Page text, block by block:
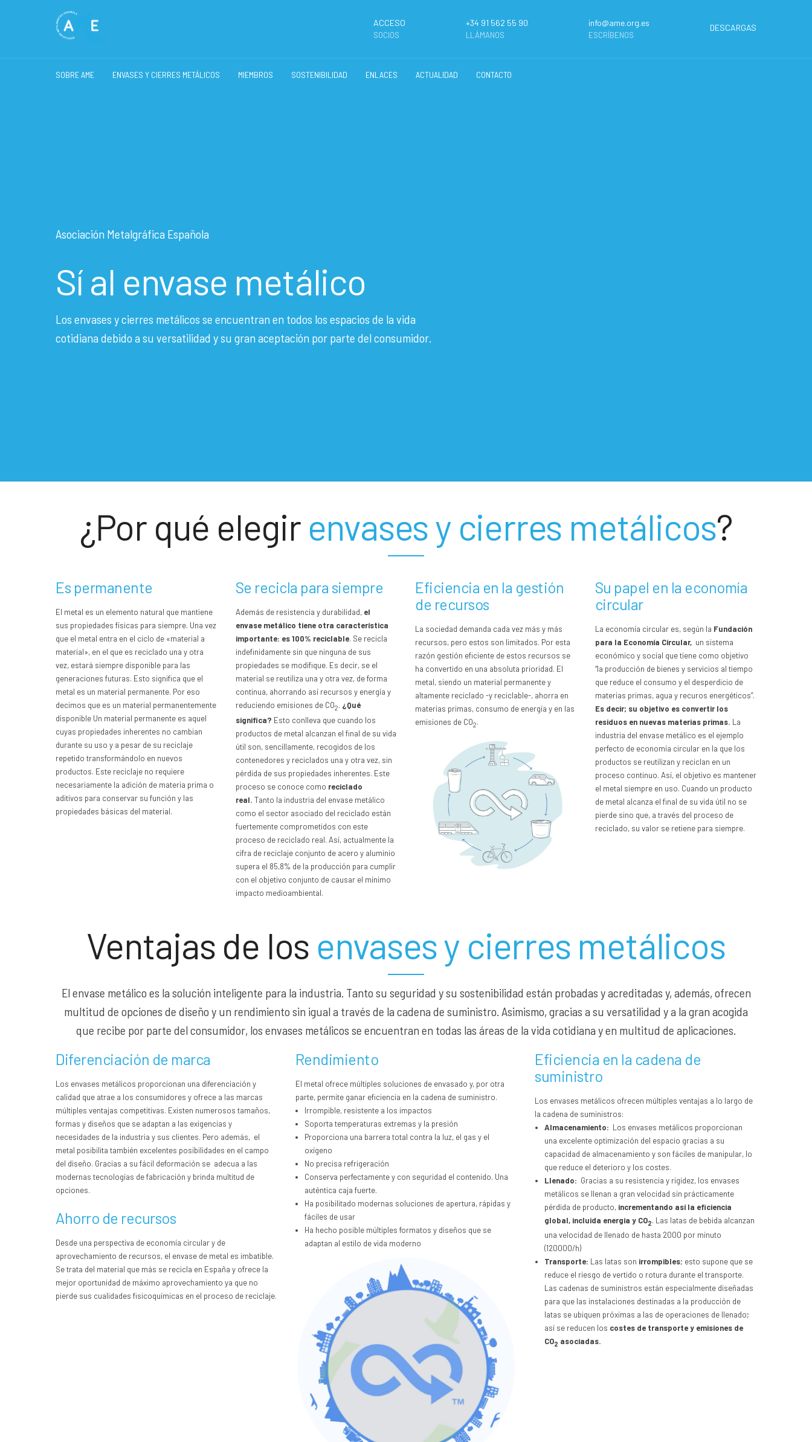
ACCESO
SOCIOS
+34 91 562 55 90
LLÁMANOS
info@ame.org.es
ESCRÍBENOS
DESCARGAS
SOBRE AME ENVASES Y CIERRES METÁLICOS MIEMBROS SOSTENIBILIDAD ENLACES ACTUALIDAD CONTACTO
Asociación Metalgráfica Española
Sí al envase metálico
Los envases y cierres metálicos se encuentran en todos los espacios de la vida
cotidiana debido a su versatilidad y su gran aceptación por parte del consumidor.
¿Por qué elegir envases y cierres metálicos?
Es permanente
El metal es un elemento natural que mantiene
sus propiedades físicas para siempre. Una vez
que el metal entra en el ciclo de «material a
material», en el que es reciclado una y otra
vez, estará siempre disponible para las
generaciones futuras. Esto significa que el
metal es un material permanente. Por eso
decimos que es un material permanentemente
disponible Un material permanente es aquel
cuyas propiedades inherentes no cambian
durante su uso y a pesar de su reciclaje
repetido transformándolo en nuevos
productos. Este reciclaje no requiere
necesariamente la adición de materia prima o
aditivos para conservar su función y las
propiedades básicas del material.
Se recicla para siempre
Además de resistencia y durabilidad, el
envase metálico tiene otra característica
importante: es 100% reciclable. Se recicla
indefinidamente sin que ninguna de sus
propiedades se modifique. Es decir, se el
material se reutiliza una y otra vez, de forma
continua, ahorrando así recursos y energía y
reduciendo emisiones de CO2. ¿Qué
significa? Esto conlleva que cuando los
productos de metal alcanzan el final de su vida
útil son, sencillamente, recogidos de los
contenedores y reciclados una y otra vez, sin
pérdida de sus propiedades inherentes. Este
proceso se conoce como reciclado
real. Tanto la industria del envase metálico
como el sector asociado del reciclado están
fuertemente comprometidos con este
proceso de reciclado real. Así, actualmente la
cifra de reciclaje conjunto de acero y aluminio
supera el 85,8% de la producción para cumplir
con el objetivo conjunto de causar el mínimo
impacto medioambiental.
Eficiencia en la gestión
de recursos
La sociedad demanda cada vez más y más
recursos, pero estos son limitados. Por esta
razón gestión eficiente de estos recursos se
ha convertido en una absoluta prioridad. El
metal, siendo un material permanente y
altamente reciclado -y reciclable-, ahorra en
materias primas, consumo de energía y en las
emisiones de CO2.
Su papel en la economía
circular
La economía circular es, según la Fundación
para la Economía Circular, un sistema
económico y social que tiene como objetivo
“la producción de bienes y servicios al tiempo
que reduce el consumo y el desperdicio de
materias primas, agua y recuros energéticos”.
Es decir; su objetivo es convertir los
residuos en nuevas materias primas. La
industria del envase metálico es el ejemplo
perfecto de economía circular en la que los
productos se reutilizan y reciclan en un
proceso continuo. Así, el objetivo es mantener
el metal siempre en uso. Cuando un producto
de metal alcanza el final de su vida útil no se
pierde sino que, a través del proceso de
reciclado, su valor se retiene para siempre.
Ventajas de los envases y cierres metálicos
El envase metálico es la solución inteligente para la industria. Tanto su seguridad y su sostenibilidad están probadas y acreditadas y, además, ofrecen
multitud de opciones de diseño y un rendimiento sin igual a través de la cadena de suministro. Asimismo, gracias a su versatilidad y a la gran acogida
que recibe por parte del consumidor, los envases metálicos se encuentran en todas las áreas de la vida cotidiana y en multitud de aplicaciones.
Diferenciación de marca
Los envases metálicos proporcionan una diferenciación y
calidad que atrae a los consumidores y ofrece a las marcas
múltiples ventajas competitivas. Existen numerosos tamaños,
formas y diseños que se adaptan a las exigencias y
necesidades de la industria y sus clientes. Pero además, el
metal posibilita también excelentes posibilidades en el campo
del diseño. Gracias a su fácil deformación se adecua a las
modernas tecnologías de fabricación y brinda multitud de
opciones.
Ahorro de recursos
Desde una perspectiva de economía circular y de
aprovechamiento de recursos, el envase de metal es imbatible.
Se trata del material que más se recicla en España y ofrece la
mejor oportunidad de máximo aprovechamiento ya que no
pierde sus cualidades fisicoquímicas en el proceso de reciclaje.
Rendimiento
El metal ofrece múltiples soluciones de envasado y, por otra
parte, permite ganar eficiencia en la cadena de suministro.
Irrompible, resistente a los impactos
Soporta temperaturas extremas y la presión
Proporciona una barrera total contra la luz, el gas y el
oxígeno
No precisa refrigeración
Conserva perfectamente y con seguridad el contenido. Una
auténtica caja fuerte.
Ha posibilitado modernas soluciones de apertura, rápidas y
fáciles de usar
Ha hecho posible múltiples formatos y diseños que se
adaptan al estilo de vida moderno
Eficiencia en la cadena de
suministro
Los envases metálicos ofrecen múltiples ventajas a lo largo de
la cadena de suministros:
Almacenamiento: Los envases metálicos proporcionan
una excelente optimización del espacio gracias a su
capacidad de almacenamiento y son fáciles de manipular, lo
que reduce el deterioro y los costes.
Llenado: Gracias a su resistencia y rigidez, los envases
metálicos se llenan a gran velocidad sin prácticamente
pérdida de producto, incrementando así la eficiencia
global, incluida energía y CO2. Las latas de bebida alcanzan
una velocidad de llenado de hasta 2000 por minuto
(120000/h)
Transporte: Las latas son irrompibles; esto supone que se
reduce el riesgo de vertido o rotura durante el transporte.
Las cadenas de suministros están especialmente diseñadas
para que las instalaciones destinadas a la producción de
latas se ubiquen próximas a las de operaciones de llenado;
así se reducen los costes de transporte y emisiones de
CO2 asociadas.